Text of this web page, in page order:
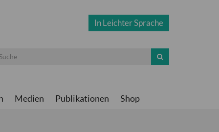
In Leichter Sprache
Medien Publikationen Shop